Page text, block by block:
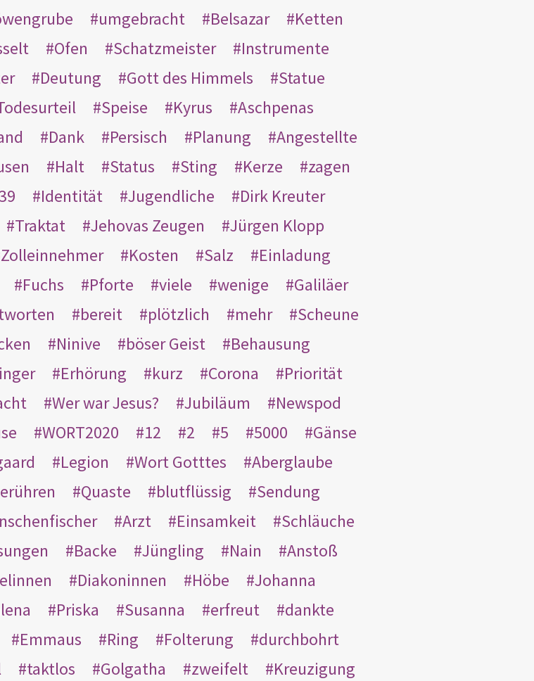
umgebracht Belsazar
Ketten
Ofen Schatzmeister
Instrumente
Deutung Gott des Himmels
Statue
Speise Kyrus
Aschpenas
Dank Persisch Planung
Angestellte
Halt Status Sting Kerze
zagen
Identität Jugendliche
Dirk Kreuter
Traktat Jehovas Zeugen
Jürgen Klopp
Zolleinnehmer Kosten Salz
Einladung
Fuchs Pforte viele wenige
Galiläer
bereit plötzlich mehr
Scheune
Ninive böser Geist
Behausung
Erhörung kurz Corona
Priorität
Wer war Jesus? Jubiläum
Newspod
WORT2020 12 2 5 5000
Gänse
Legion Wort Gotttes
Aberglaube
Quaste blutflüssig
Sendung
Arzt Einsamkeit
Schläuche
Backe Jüngling Nain
Anstoß
Diakoninnen Höbe
Johanna
Priska Susanna erfreut
dankte
Emmaus Ring Folterung
durchbohrt
taktlos Golgatha zweifelt Kreuzigung